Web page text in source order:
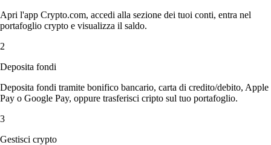
Apri l'app Crypto.com, accedi alla sezione dei tuoi conti, entra nel
portafoglio crypto e visualizza il saldo.
2
Deposita fondi
Deposita fondi tramite bonifico bancario, carta di credito/debito, Apple
Pay o Google Pay, oppure trasferisci cripto sul tuo portafoglio.
3
Gestisci crypto